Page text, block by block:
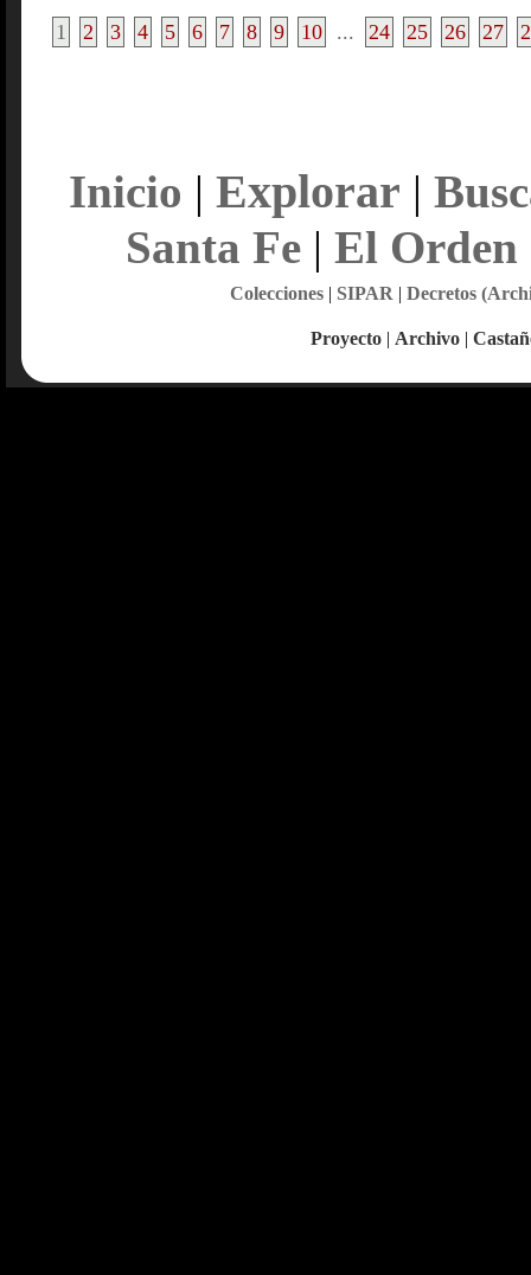
1 2 3 4 5 6 7 8 9 10 ... 24 25 26 27
Inicio | Explorar |
Santa Fe| El Orden
Colecciones| SIPAR | Decretos
Proyecto | Archivo |